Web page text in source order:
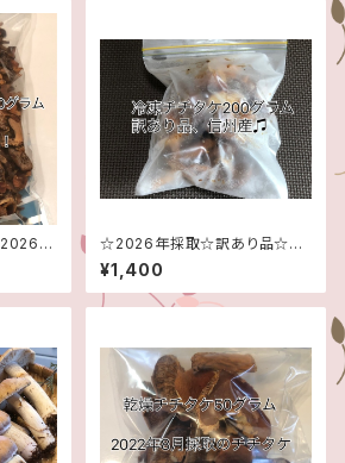
年
大袋
☆2026年採取☆訳あり品☆新
鮮なうちに急速冷凍！☆200グ
ラム☆
¥1,400